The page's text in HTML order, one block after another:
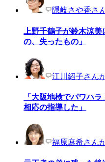
隠岐さや香さ
上野千鶴子が鈴木涼
の、失ったもの」
江川紹子さん
「大阪地検でパワハ
相応の指導した」
福原麻希さん